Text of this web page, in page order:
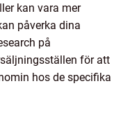
kan vara mer
påverka dina
på
för att
hos de specifika